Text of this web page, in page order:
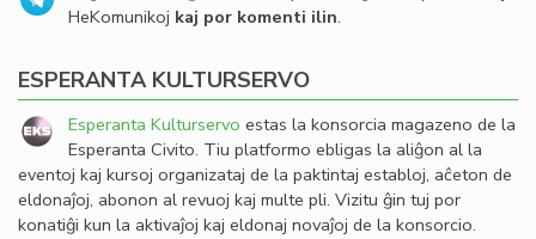
HeKomunikoj kaj por komenti ilin.
ESPERANTA KULTURSERVO
Esperanta Kulturservo estas la konsorcia magazeno de la
Esperanta Civito. Tiu platformo ebligas la aliĝon al la
eventoj kaj kursoj organizataj de la paktintaj establoj, aĉeton de
eldonaĵoj, abonon al revuoj kaj multe pli. Vizitu ĝin tuj por
konatiĝi kun la aktivaĵoj kaj eldonaj novaĵoj de la konsorcio.